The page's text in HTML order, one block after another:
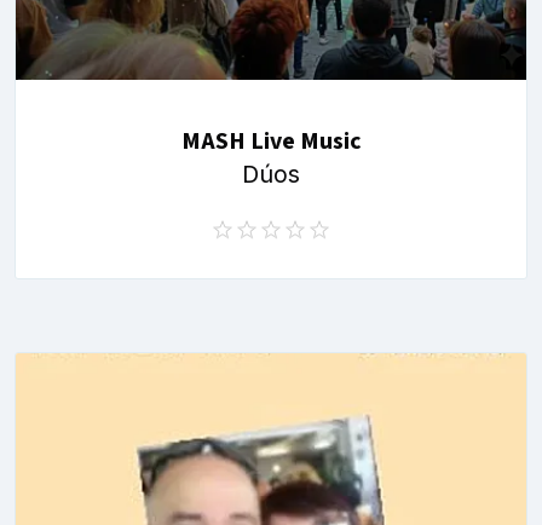
MASH Live Music
Dúos